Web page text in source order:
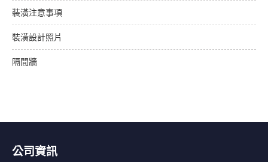
裝潢注意事項
裝潢設計照片
隔間牆
公司資訊